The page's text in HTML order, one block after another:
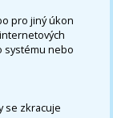
pro jiný úkon
systému nebo
se zkracuje